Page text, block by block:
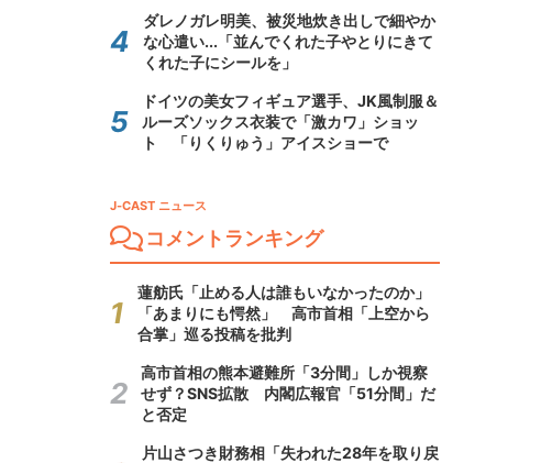
ダレノガレ明美、被災地炊き出しで細やか
な心遣い...「並んでくれた子やとりにきて
くれた子にシールを」
ドイツの美女フィギュア選手、JK風制服＆
ルーズソックス衣装で「激カワ」ショッ
ト 「りくりゅう」アイスショーで
J-CAST ニュース
コメントランキング
蓮舫氏「止める人は誰もいなかったのか」
「あまりにも愕然」 高市首相「上空から
合掌」巡る投稿を批判
高市首相の熊本避難所「3分間」しか視察
せず？SNS拡散 内閣広報官「51分間」だ
と否定
片山さつき財務相「失われた28年を取り戻